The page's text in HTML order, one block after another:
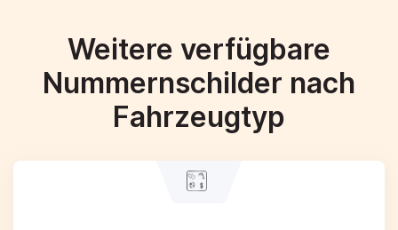
Weitere verfügbare
Nummernschilder nach
Fahrzeugtyp